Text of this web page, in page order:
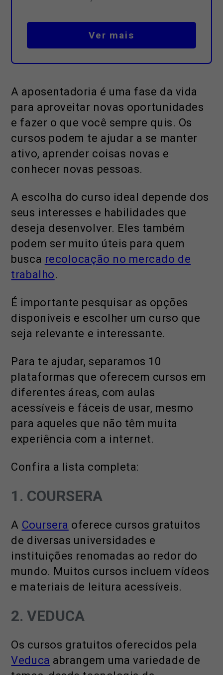
A aposentadoria é uma fase da vida
para aproveitar novas oportunidades
e fazer o que você sempre quis. Os
cursos podem te ajudar a se manter
ativo, aprender coisas novas e
conhecer novas pessoas.
A escolha do curso ideal depende dos
seus interesses e habilidades que
deseja desenvolver. Eles também
podem ser muito úteis para quem
busca recolocação no mercado de
trabalho.
É importante pesquisar as opções
disponíveis e escolher um curso que
seja relevante e interessante.
Para te ajudar, separamos 10
plataformas que oferecem cursos em
diferentes áreas, com aulas
acessíveis e fáceis de usar, mesmo
para aqueles que não têm muita
experiência com a internet.
Confira a lista completa:
1. COURSERA
A Coursera oferece cursos gratuitos
de diversas universidades e
instituições renomadas ao redor do
mundo. Muitos cursos incluem vídeos
e materiais de leitura acessíveis.
2. VEDUCA
Os cursos gratuitos oferecidos pela
Veduca abrangem uma variedade de
Ver mais